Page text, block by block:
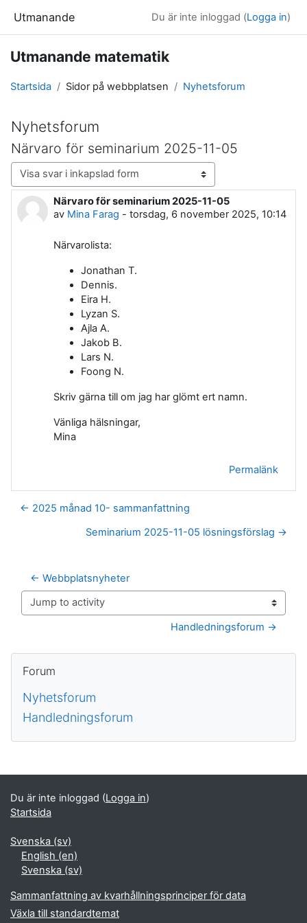
Utmanande Du är inte inloggad (Logga in)
Utmanande matematik
Startsida Sidor på webbplatsen Nyhetsforum
Nyhetsforum
Närvaro för seminarium 2025-11-05
Visningsläge
Närvaro för seminarium 2025-11-05
av Mina Farag - torsdag, 6 november 2025, 10:14
Antal svar: 0
Närvarolista:
Jonathan T.
Dennis.
Eira H.
Lyzan S.
Ajla A.
Jakob B.
Lars N.
Foong N.
Skriv gärna till om jag har glömt ert namn.
Vänliga hälsningar,
Mina
Permalänk
← 2025 månad 10- sammanfattning
Seminarium 2025-11-05 lösningsförslag →
← Webbplatsnyheter
Jump to activity
Handledningsforum →
Block
Forum
Nyhetsforum
Handledningsforum
Kompletterande block
Du är inte inloggad (Logga in)
Startsida
Svenska ‎(sv)‎
English ‎(en)‎
Svenska ‎(sv)‎
Sammanfattning av kvarhållningsprinciper för data
Växla till standardtemat